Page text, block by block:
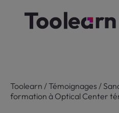
Toolearn /Témoignages /
formation à Optical Center